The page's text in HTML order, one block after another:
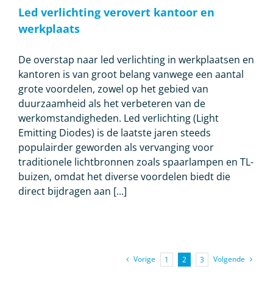
Led verlichting verovert kantoor en
werkplaats
De overstap naar led verlichting in werkplaatsen en
kantoren is van groot belang vanwege een aantal
grote voordelen, zowel op het gebied van
duurzaamheid als het verbeteren van de
werkomstandigheden. Led verlichting (Light
Emitting Diodes) is de laatste jaren steeds
populairder geworden als vervanging voor
traditionele lichtbronnen zoals spaarlampen en TL-
buizen, omdat het diverse voordelen biedt die
direct bijdragen aan [...]
Vorige 1 2 3 Volgende